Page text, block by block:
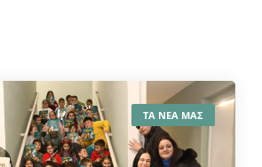
ΤΑ ΝΕΑ ΜΑΣ